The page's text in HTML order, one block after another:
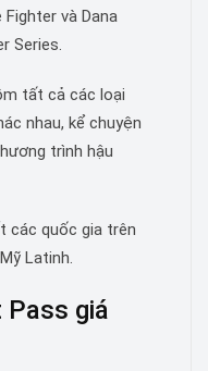
và Dana
Series.
tất cả các loại
nhau, kể chuyện
trình hậu
các quốc gia trên
Latinh.
Pass giá